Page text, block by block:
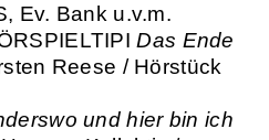
Ev. Bank u.v.m.
Das Ende
Reese / Hörstück
und hier bin ich